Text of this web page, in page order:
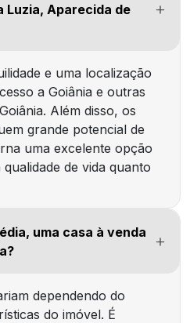
Luzia, Aparecida de
e uma localização
a Goiânia e outras
Além disso, os
grande potencial de
uma excelente opção
de vida quanto
uma casa à venda
dependendo do
do imóvel. É